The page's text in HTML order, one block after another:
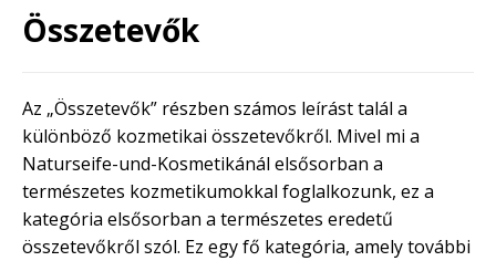
Összetevők
Az „Összetevők” részben számos leírást talál a
különböző kozmetikai összetevőkről. Mivel mi a
Naturseife-und-Kosmetikánál elsősorban a
természetes kozmetikumokkal foglalkozunk, ez a
kategória elsősorban a természetes eredetű
összetevőkről szól. Ez egy fő kategória, amely további